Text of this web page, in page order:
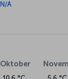
N/A
Oktober